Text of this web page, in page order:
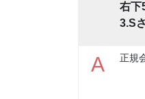
右下
3.S
A 正規